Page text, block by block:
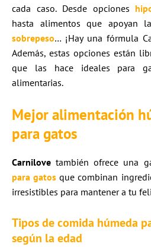
cada caso. Desde opciones
hasta alimentos que apoyan
sobrepeso… ¡Hay una fórmula
Además, estas opciones están
que las hace ideales para
alimentarias.
Mejor alimentación
para gatos
Carnilove también ofrece una
para gatos que combinan
irresistibles para mantener a tu
Tipos de comida húmeda
según la edad